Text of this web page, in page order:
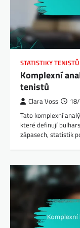
STATISTIKY
Komplexní
tenistů
Clara Voss
Tato komplexní
které definují
zápasech, statistik